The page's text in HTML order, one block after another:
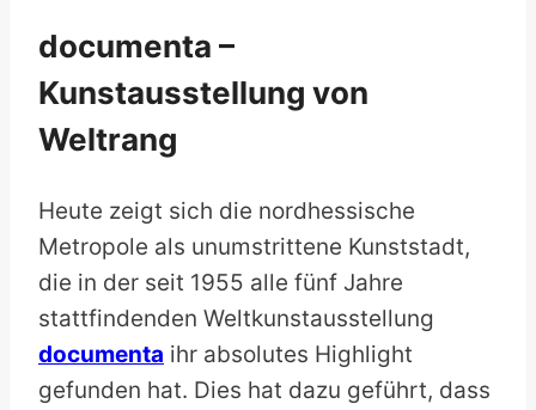
documenta –
Kunstausstellung von
Weltrang
Heute zeigt sich die nordhessische
Metropole als unumstrittene Kunststadt,
die in der seit 1955 alle fünf Jahre
stattfindenden Weltkunstausstellung
documenta ihr absolutes Highlight
gefunden hat. Dies hat dazu geführt, dass